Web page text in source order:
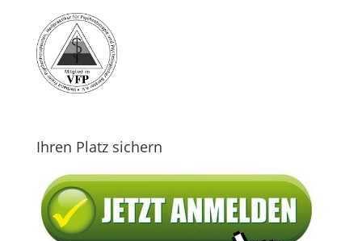
Ihren Platz sichern